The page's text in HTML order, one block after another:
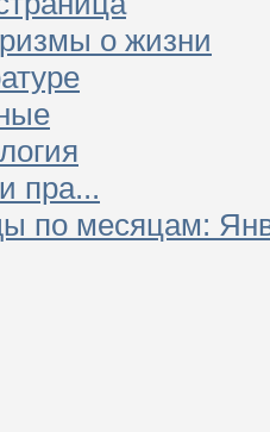
о жизни
пра...
по месяцам: